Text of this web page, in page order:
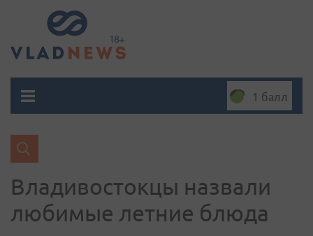
1 балл
Владивостокцы назвали
любимые летние блюда